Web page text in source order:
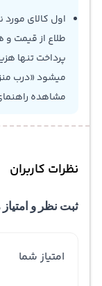
اول کالای
طلاع از قیمت و
پرداخت تنها
میشود «درب
مشاهده
نظرات کاربران
ثبت نظر و
امتیاز شما